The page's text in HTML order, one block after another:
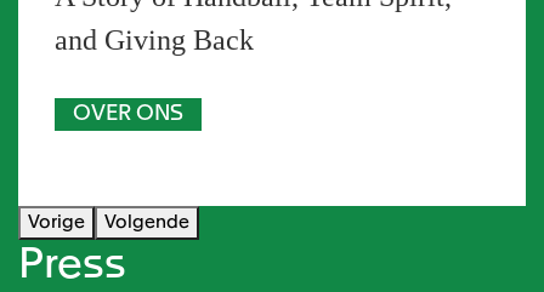
and Giving Back
OVER ONS
Vorige Volgende
Press